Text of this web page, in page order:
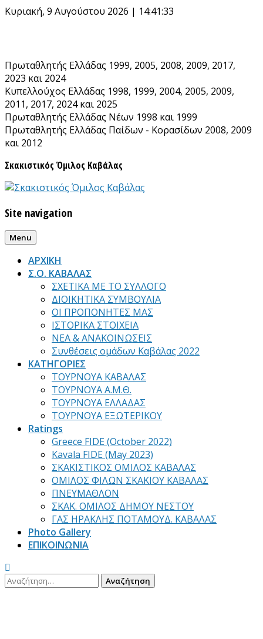
Κυριακή, 9 Αυγούστου 2026 | 14:41:33
Πρωταθλητής Ελλάδας 1999, 2005, 2008, 2009, 2017,
2023 και 2024
Κυπελλούχος Ελλάδας 1998, 1999, 2004, 2005, 2009,
2011, 2017, 2024 και 2025
Πρωταθλητής Ελλάδας Νέων 1998 και 1999
Πρωταθλητής Ελλάδας Παίδων - Κορασίδων 2008, 2009
και 2012
Σκακιστικός Όμιλος Καβάλας
Site navigation
Menu
ΑΡΧΙΚΗ
Σ.Ο. ΚΑΒΑΛΑΣ
ΣΧΕΤΙΚΑ ΜΕ ΤΟ ΣΥΛΛΟΓΟ
ΔΙΟΙΚΗΤΙΚΑ ΣΥΜΒΟΥΛΙΑ
ΟΙ ΠΡΟΠΟΝΗΤΕΣ ΜΑΣ
ΙΣΤΟΡΙΚΑ ΣΤΟΙΧΕΙΑ
ΝΕΑ & ΑΝΑΚΟΙΝΩΣΕΙΣ
Συνθέσεις ομάδων Καβάλας 2022
ΚΑΤΗΓΟΡΙΕΣ
ΤΟΥΡΝΟΥΑ ΚΑΒΑΛΑΣ
ΤΟΥΡΝΟΥΑ Α.Μ.Θ.
ΤΟΥΡΝΟΥΑ ΕΛΛΑΔΑΣ
ΤΟΥΡΝΟΥΑ ΕΞΩΤΕΡΙΚΟΥ
Ratings
Greece FIDE (October 2022)
Kavala FIDE (May 2023)
ΣΚΑΚΙΣΤΙΚΟΣ ΟΜΙΛΟΣ ΚΑΒΑΛΑΣ
ΟΜΙΛΟΣ ΦΙΛΩΝ ΣΚΑΚΙΟΥ ΚΑΒΑΛΑΣ
ΠΝΕΥΜΑΘΛΟΝ
ΣΚΑΚ. ΟΜΙΛΟΣ ΔΗΜΟΥ ΝΕΣΤΟΥ
ΓΑΣ ΗΡΑΚΛΗΣ ΠΟΤΑΜΟΥΔ. ΚΑΒΑΛΑΣ
Photo Gallery
ΕΠΙΚΟΙΝΩΝΙΑ